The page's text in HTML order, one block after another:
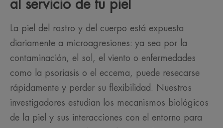
al servicio de tu piel
La piel del rostro y del cuerpo está expuesta
diariamente a microagresiones: ya sea por la
contaminación, el sol, el viento o enfermedades
como la psoriasis o el eccema, puede resecarse
rápidamente y perder su flexibilidad. Nuestros
investigadores estudian los mecanismos biológicos
de la piel y sus interacciones con el entorno para